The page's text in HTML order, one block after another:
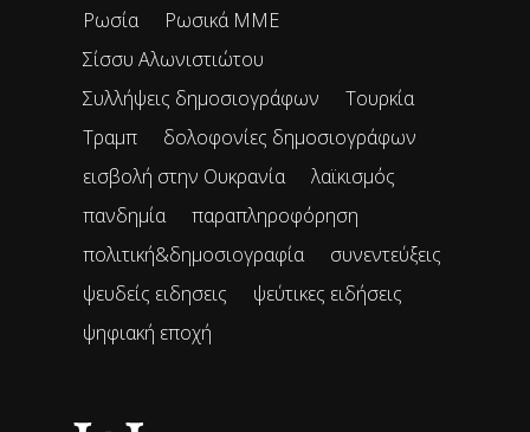
Ρωσία
Ρωσικά ΜΜΕ
Σίσσυ Αλωνιστιώτου
Συλλήψεις δημοσιογράφων
Τουρκία
Τραμπ
δολοφονίες δημοσιογράφων
εισβολή στην Ουκρανία
λαϊκισμός
πανδημία
παραπληροφόρηση
πολιτική&δημοσιογραφία
συνεντεύξεις
ψευδείς ειδησεις
ψεύτικες ειδήσεις
ψηφιακή εποχή